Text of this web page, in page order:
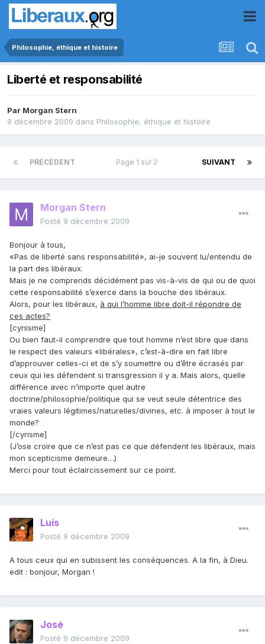
Philosophie, éthique et histoire
Liberté et responsabilité
Par Morgan Stern
9 décembre 2009 dans Philosophie, éthique et histoire
PRÉCÉDENT SUIVANT
Page 1 sur 2
Morgan Stern
Posté 9 décembre 2009
Bonjour à tous,
«Pas de liberté sans responsabilité», ai-je souvent lu/entendu de
la part des libéraux.
Mais je ne comprends décidément pas vis-à-vis de qui ou de quoi
cette responsabilité s’exerce dans la bouche des libéraux.
Alors, pour les libéraux, à qui l’homme libre doit-il répondre de
ces actes?
[cynisme]
Ou bien faut-il comprendre que tout homme n’est libre que dans
le respect des valeurs «libérales», c’est-à-dire en fait libre
d’approuver celles-ci et de s’y soumettre ou d’être écrasés par
ceux qui les défendent si transgression il y a. Mais alors, quelle
différence avec n’importe quel autre
doctrine/philosophie/politique qui se veut seule détentrice des
vraies valeurs légitimes/naturelles/divines, etc. à imposer à tout le
monde?
[/cyrisme]
(J’ose croire que ce n’est pas ce que défendent les libéraux, mais
mon scepticisme demeure…)
Merci pour tout éclaircissement sur ce point.
Luis
Posté 9 décembre 2009
A tous ceux qui en subissent les conséquences. A la fin, à Dieu.
edit : bonjour, Morgan !
José
Posté 9 décembre 2009